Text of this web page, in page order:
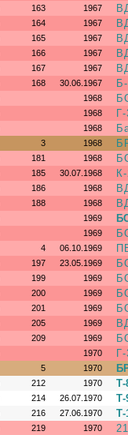
163 1967
164 1967
165 1967
166 1967
167 1967
168 30.06.1967
1968
1968
1968
3 1968
181 1968
185 30.07.1968
186 1968
188 1968
1969
1969
4 06.10.1969
197 23.05.1969
199 1969
200 1969
201 1969
205 1969
209 1969
1970
5 1970
212 1970 Т-
214 26.07.1970 Т-
216 27.06.1970 Т-
219 1970